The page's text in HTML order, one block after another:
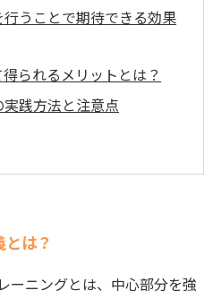
うことで期待できる効果
られるメリットとは？
践方法と注意点
は？
ーニングとは、中心部分を強